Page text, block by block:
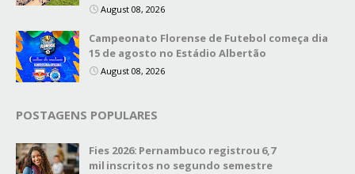
August 08, 2026
Campeonato Florense de Futebol começa dia
15 de agosto no Estádio Albertão
August 08, 2026
POSTAGENS POPULARES
Fies 2026: Pernambuco registrou 6,7
mil inscritos no segundo semestre